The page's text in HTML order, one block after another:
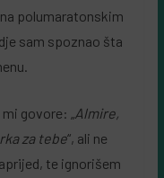
polumaratonskim
sam spoznao šta
govore: „Almire,
za tebe“, ali ne
te ignorišem